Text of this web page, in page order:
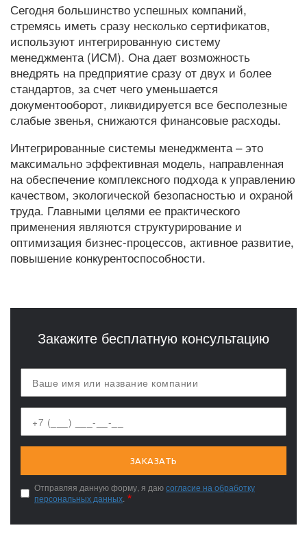
Сегодня большинство успешных компаний,
стремясь иметь сразу несколько сертификатов,
используют интегрированную систему
менеджмента (ИСМ). Она дает возможность
внедрять на предприятие сразу от двух и более
стандартов, за счет чего уменьшается
документооборот, ликвидируется все бесполезные
слабые звенья, снижаются финансовые расходы.
Интегрированные системы менеджмента – это
максимально эффективная модель, направленная
на обеспечение комплексного подхода к управлению
качеством, экологической безопасностью и охраной
труда. Главными целями ее практического
применения являются структурирование и
оптимизация бизнес-процессов, активное развитие,
повышение конкурентоспособности.
Закажите бесплатную консультацию
телефон
Отправляя данную форму, я даюсогласие на обработку
персональных данных